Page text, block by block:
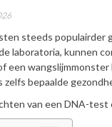
steeds
laboratoria, kunnen
een
zelfs bepaalde
van een DNA-test